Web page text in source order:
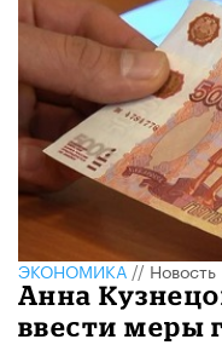
ЭКОНОМИКА//Новость
Анна
ввести меры